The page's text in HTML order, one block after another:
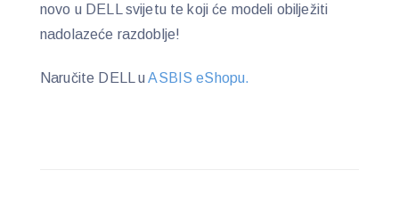
novo u DELL svijetu te koji će modeli obilježiti
nadolazeće razdoblje!
Naručite DELL uASBIS eShopu.